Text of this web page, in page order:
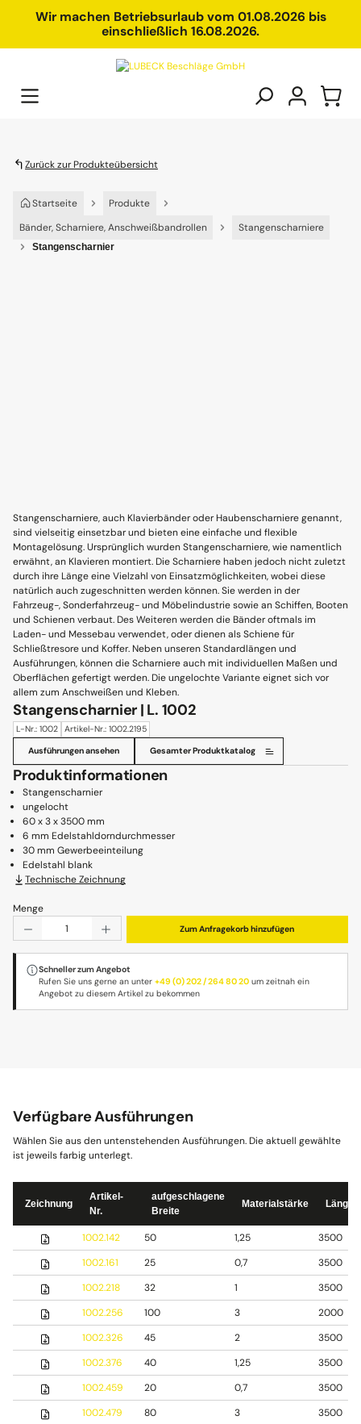
springenWir machen Betriebsurlaub vom 01.08.2026 bis
einschließlich 16.08.2026.
Zurück zur Produkteübersicht
Startseite
Produkte
Bänder, Scharniere, Anschweißbandrollen
Stangenscharniere
Stangenscharnier
Stangenscharniere, auch Klavierbänder oder Haubenscharniere genannt,
sind vielseitig einsetzbar und bieten eine einfache und flexible
Montagelösung. Ursprünglich wurden Stangenscharniere, wie namentlich
erwähnt, an Klavieren montiert. Die Scharniere haben jedoch nicht zuletzt
durch ihre Länge eine Vielzahl von Einsatzmöglichkeiten, wobei diese
natürlich auch zugeschnitten werden können. Sie werden in der
Fahrzeug-, Sonderfahrzeug- und Möbelindustrie sowie an Schiffen, Booten
und Schienen verbaut. Des Weiteren werden die Bänder oftmals im
Laden- und Messebau verwendet, oder dienen als Schiene für
Schließtresore und Koffer. Neben unseren Standardlängen und
Ausführungen, können die Scharniere auch mit individuellen Maßen und
Oberflächen gefertigt werden. Die ungelochte Variante eignet sich vor
allem zum Anschweißen und Kleben.
Stangenscharnier | L. 1002
L-Nr.: 1002 Artikel-Nr.: 1002.2195
Ausführungen ansehen Gesamter Produktkatalog
Produktinformationen
Stangenscharnier
ungelocht
60 x 3 x 3500 mm
6 mm Edelstahldorndurchmesser
30 mm Gewerbeeinteilung
Edelstahl blank
Technische Zeichnung
Menge
Produkt Anzahl: Gib den gewünschten Wert ein oder
Zum Anfragekorb hinzufügen
Schneller zum Angebot
Rufen Sie uns gerne an unter+49 (0) 202 / 264 80 20 um zeitnah ein
Angebot zu diesem Artikel zu bekommen
Verfügbare Ausführungen
Wählen Sie aus den untenstehenden Ausführungen. Die aktuell gewählte
ist jeweils farbig unterlegt.
Zeichnung
Artikel-
Nr.
aufgeschlagene
Breite
Materialstärke Länge
1002.142 50 1,25
3500
1002.161
25 0,7
3500
1002.218
32 1
3500
1002.256
100 3
2000
1002.326
45 2
3500
1002.376
40 1,25
3500
1002.459
20 0,7
3500
1002.479
80 3
3500